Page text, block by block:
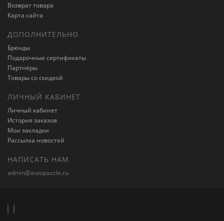
Возврат товара
Карта сайта
ДОПОЛНИТЕЛЬНО
Бренды
Подарочные сертификаты
Партнёры
Товары со скидкой
ЛИЧНЫЙ КАБИНЕТ
Личный кабинет
История заказов
Мои закладки
Рассылка новостей
НАПИСАТЬ НАМ
admin@autopazzle.ru